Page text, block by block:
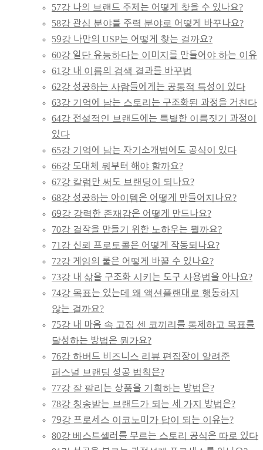
57강 나의 브랜드 주제는 어떻게 찾을 수 있나요?
58강 관심 분야를 주력 분야로 어떻게 바꾸나요?
59강 나만의 USP는 어떻게 찾는 걸까요?
60강 일단 유능하다는 이미지를 만들어야 하는 이유
61강 내 이름의 검색 결과를 바꾸법
62강 성공하는 사람들에게는 공통적 특성이 있다
63강 기억에 남는 스토리는 구조화된 과정을 거친다
64강 전설적인 브랜드에는 특별한 이름짓기 과정이
있다
65강 기억에 남는 자기소개법에도 공식이 있다
66강 도대체 뭐부터 해야 할까요?
67강 칼럼만 써도 브랜딩이 되나요?
68강 성공하는 아이템은 어떻게 만들어지나요?
69강 강력한 존재감은 어떻게 만드나요?
70강 걸작을 만들기 위한 노하우는 뭘까요?
71강 신뢰 프로토콜은 어떻게 작동되나요?
72강 게임의 룰은 어떻게 바꿀 수 있나요?
73강 내 삶을 구조화 시키는 도구 사용법을 아나요?
74강 목표는 있는데 왜 액션플랜대로 행동하지
않는 걸까요?
75강 내 마음 속 고집 센 코끼리를 통제하고 목표를
달성하는 방법은 뭔가요?
76강 하버드 비즈니스 리뷰 편집장이 알려준
퍼스널 브랜딩 성공 법칙은?
77강 잘 팔리는 상품을 기획하는 방법은?
78강 칭송받는 브랜드가 되는 세 가지 방법은?
79강 프로세스 이코노미가 답이 되는 이유는?
80강 베스트셀러를 부르는 스토리 공식은 따로 있다